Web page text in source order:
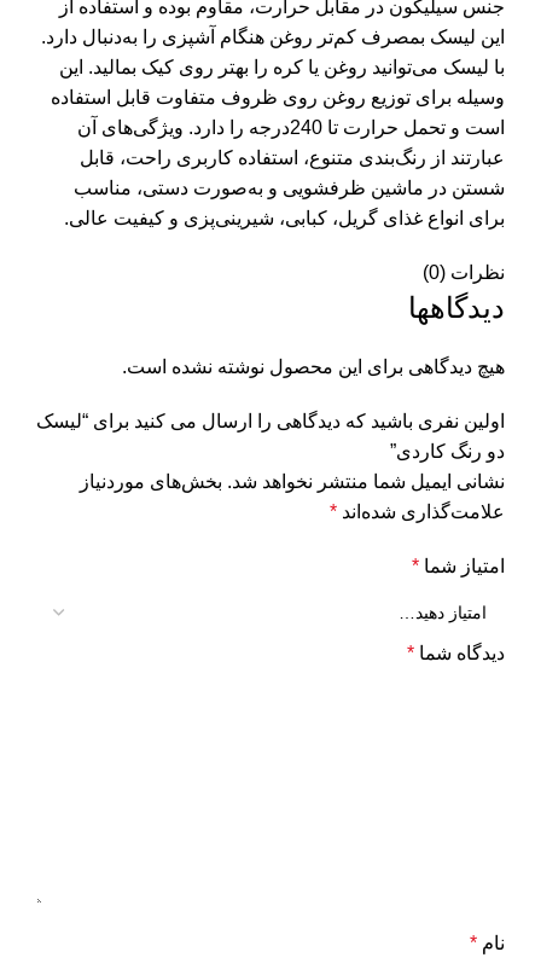
جنس سیلیکون در مقابل حرارت، مقاوم بوده و استفاده از
این لیسک بمصرف کم‌تر روغن هنگام آشپزی را به‌دنبال دارد.
با لیسک می‌توانید روغن یا کره را بهتر روی کیک بمالید. این
وسیله برای توزیع روغن روی ظروف متفاوت قابل استفاده
است و تحمل حرارت تا 240درجه را دارد. ویژگی‌های آن
عبارتند از رنگ‌بندی متنوع، استفاده کاربری راحت، قابل
شستن در ماشین ظرفشویی و به‌صورت دستی، مناسب
برای انواع غذای گریل، کبابی، شیرینی‌پزی و کیفیت عالی.
نظرات (0)
دیدگاهها
هیچ دیدگاهی برای این محصول نوشته نشده است.
اولین نفری باشید که دیدگاهی را ارسال می کنید برای “لیسک
دو رنگ کاردی”
نشانی ایمیل شما منتشر نخواهد شد. بخش‌های موردنیاز
علامت‌گذاری شده‌اند *
امتیاز شما *
دیدگاه شما *
نام *